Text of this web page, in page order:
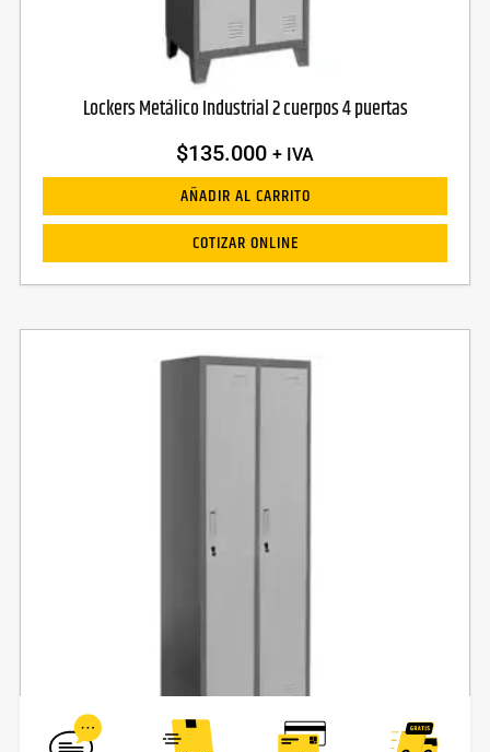
Lockers Metálico Industrial 2 cuerpos 4 puertas
$135.000 + IVA
AÑADIR AL CARRITO
COTIZAR ONLINE